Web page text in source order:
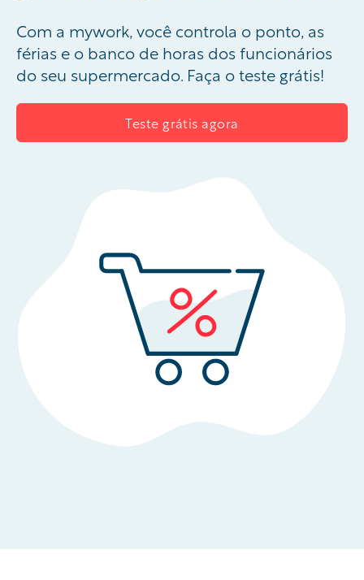
Com a mywork, você controla o ponto, as
férias e o banco de horas dos funcionários
do seu supermercado. Faça o teste grátis!
Teste grátis agora